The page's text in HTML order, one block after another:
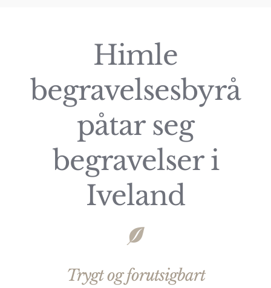
Himle
begravelsesbyrå
påtar seg
begravelser i
Iveland
Trygt og forutsigbart